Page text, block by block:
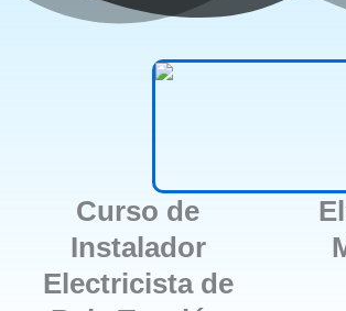
Curso de
Instalador
Electricista de